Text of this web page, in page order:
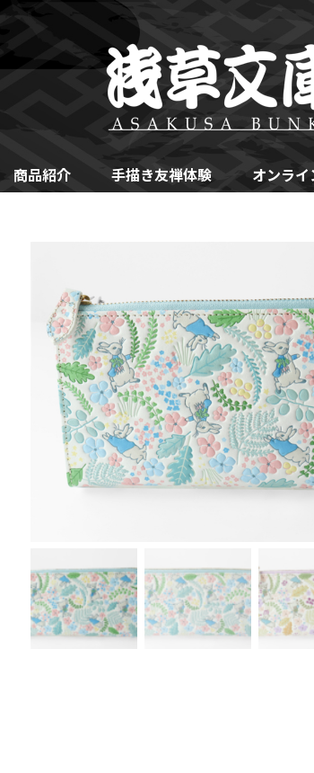
商品紹介 手描き友禅体験 オンラ